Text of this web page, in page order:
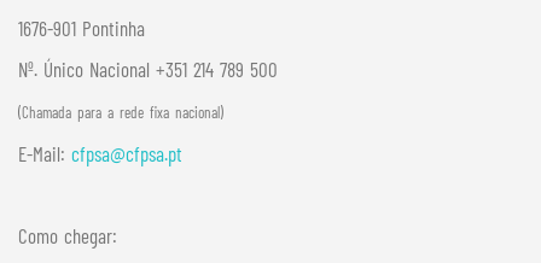
1676-901 Pontinha
Nº. Único Nacional +351 214 789 500
(Chamada para a rede fixa nacional)
E-Mail: cfpsa@cfpsa.pt
Como chegar: